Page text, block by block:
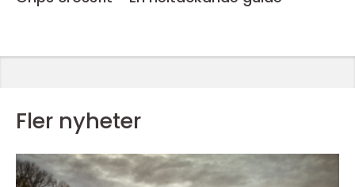
Fler nyheter